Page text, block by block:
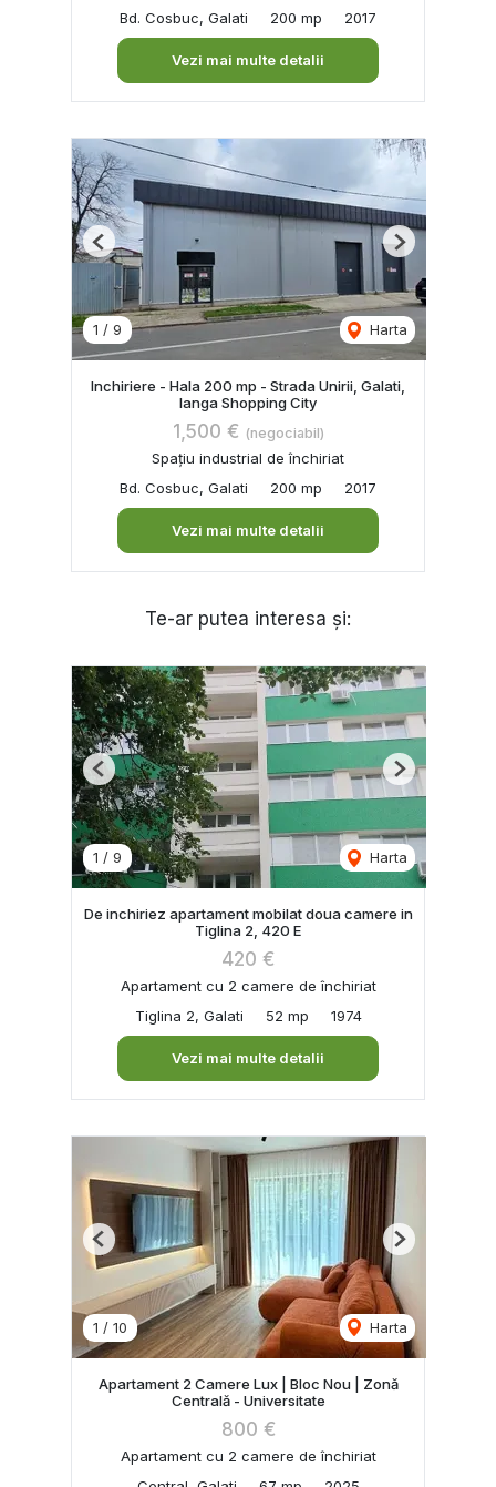
Bd. Cosbuc, Galati
200 mp 2017
Vezi mai multe detalii
1 / 9 Harta
Previous Next
Inchiriere - Hala 200 mp - Strada Unirii, Galati,
langa Shopping City
1,500 € (negociabil)
Spațiu industrial de închiriat
Bd. Cosbuc, Galati
200 mp 2017
Vezi mai multe detalii
Te-ar putea interesa și:
1 / 9 Harta
Previous Next
De inchiriez apartament mobilat doua camere in
Tiglina 2, 420 E
420 €
Apartament cu 2 camere de închiriat
Tiglina 2, Galati
52 mp 1974
Vezi mai multe detalii
1 / 10 Harta
Previous Next
Apartament 2 Camere Lux | Bloc Nou | Zonă
Centrală - Universitate
800 €
Apartament cu 2 camere de închiriat